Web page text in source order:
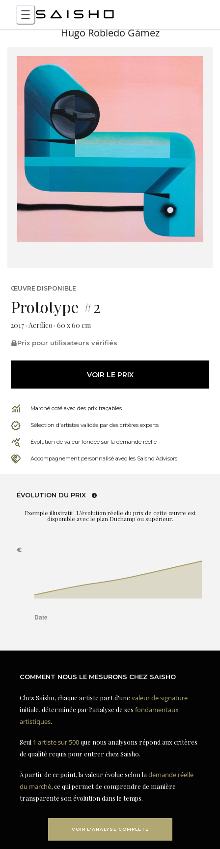
Hugo Robledo Gámez
ŒUVRE DISPONIBLE
Prototype #2
2017 · Acrílico · 60 x 60 cm
Prix pour utilisateurs vérifiés
VOIR LE PRIX
Marché coté avec des prix traçables
Sélection d'artistes validés par des critères experts
Évolution de valeur fondée sur la demande réelle
Accompagnement personnalisé avec les Saisho Advisors
ÉVOLUTION DU PRIX
Exemple illustratif. L'évolution réelle du prix de cette œuvre est
disponible avec le plan Duchamp ou supérieur.
COMMENT NOUS LE MESURONS CHEZ SAISHO
Chez Saisho, chaque artiste part d'une valeur de signature
initiale, déterminée par l'analyse de ses fondamentaux
artistiques.
Seul 1 artiste sur 500que nous analysons répond aux critères
de qualité requis pour entrer chez Saisho.
À partir de ce point, la valeur évolue selon la demande réelle
du marché, ce qui permet de comprendre de manière
transparente son évolution dans le temps.
VOIR L'ANALYSE COMPLÈTE